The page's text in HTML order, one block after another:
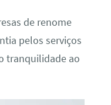
de renome
pelos serviços
tranquilidade ao